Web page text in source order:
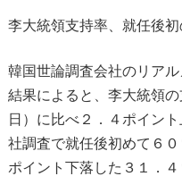
李大統領支持率、就任後初
韓国世論調査会社のリア
結果によると、李大統領
日）に比べ２．４ポイン
社調査で就任後初めて６
ポイント下落した３１．４